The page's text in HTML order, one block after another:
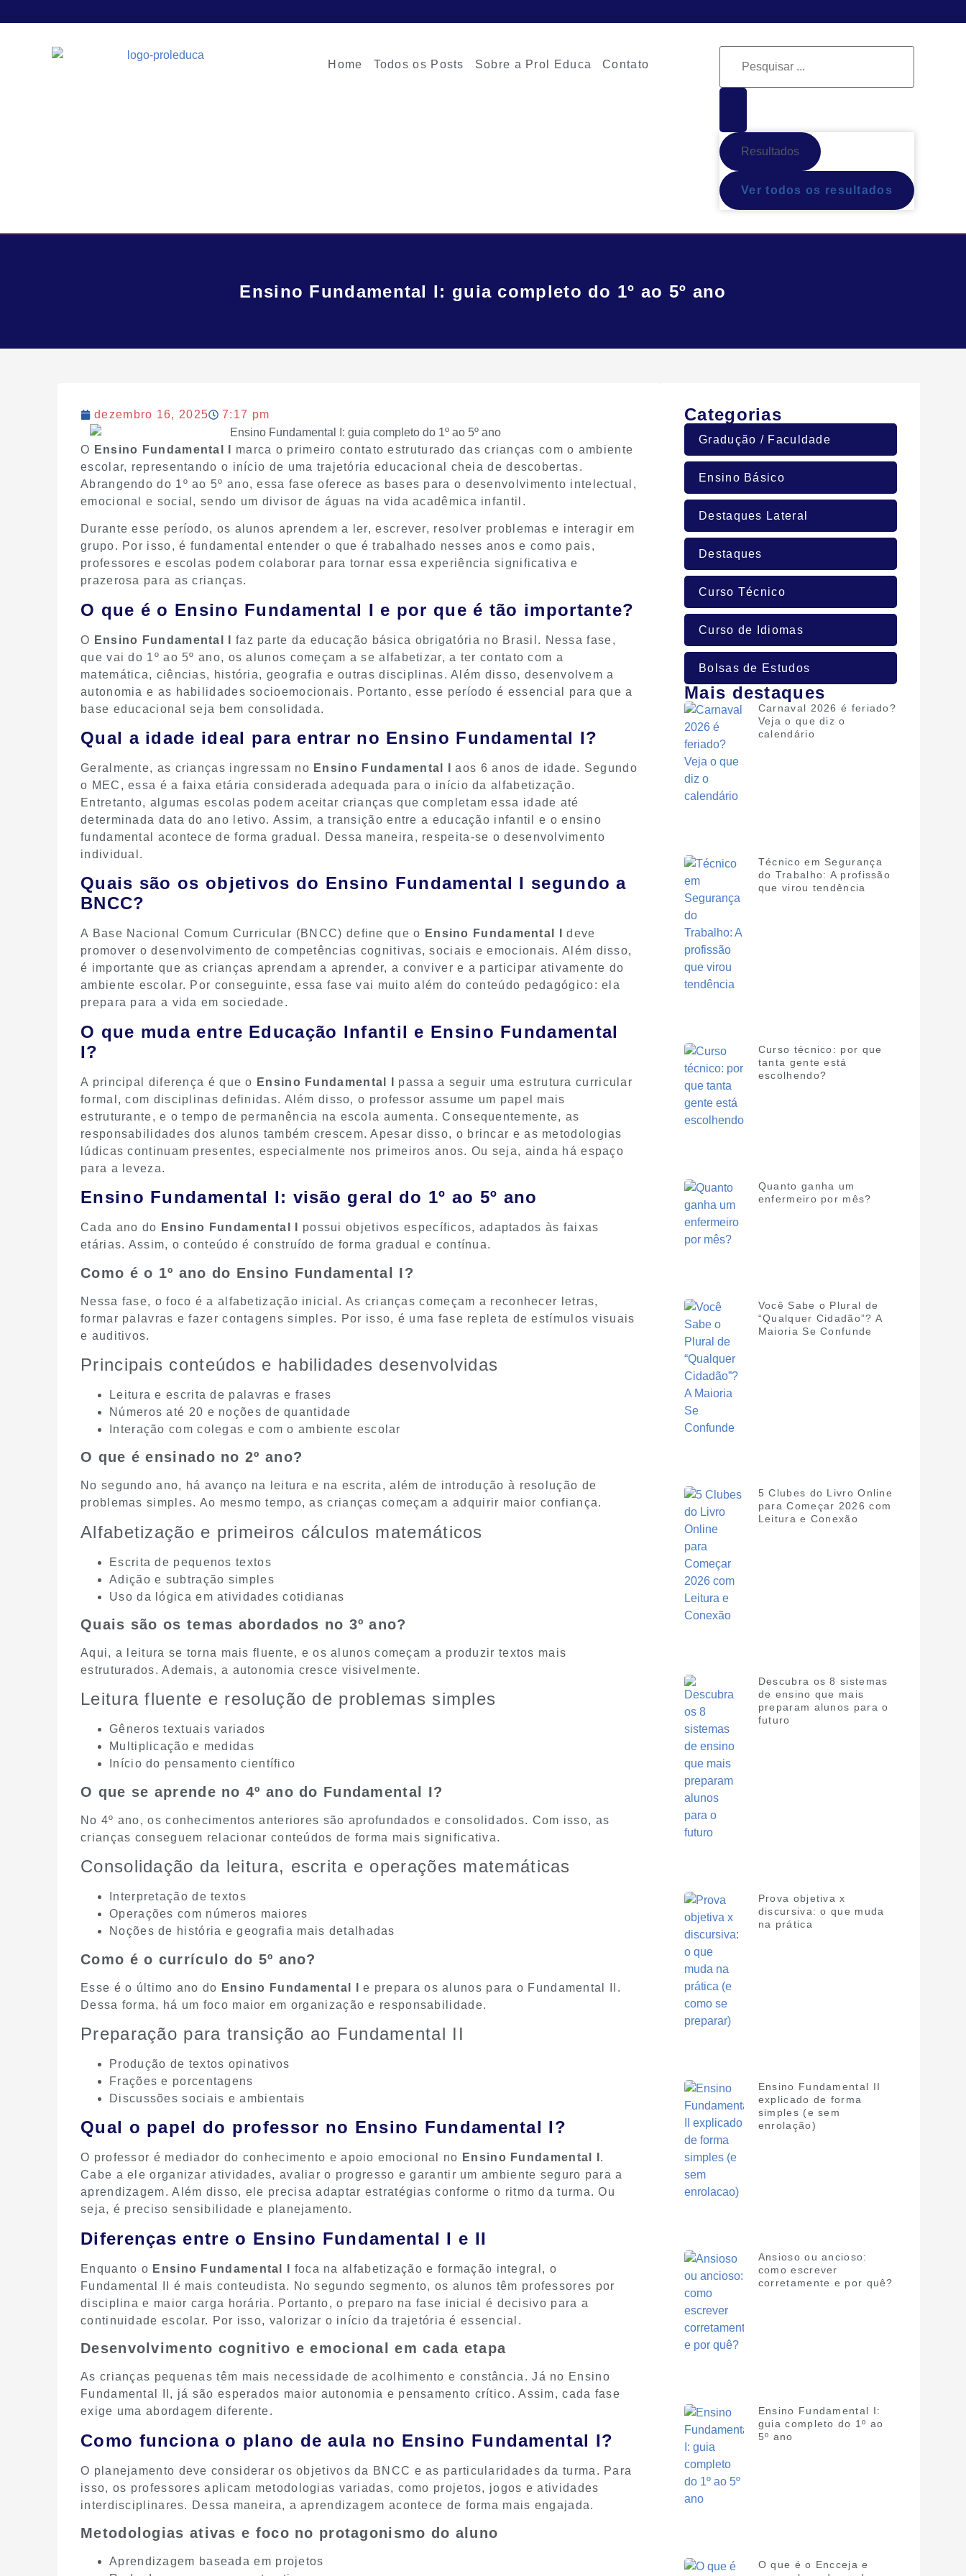
Home Todos os Posts Sobre a Prol Educa Contato
Resultados
Ver todos os resultados
Ensino Fundamental I: guia completo do 1º ao 5º ano
dezembro 16, 2025 7:17 pm
O Ensino Fundamental I
marca o primeiro contato estruturado das crianças com o ambiente
escolar, representando o início de uma trajetória educacional cheia de descobertas.
Abrangendo do 1º ao 5º ano, essa fase oferece as bases para o desenvolvimento intelectual,
emocional e social, sendo um divisor de águas na vida acadêmica infantil.
Durante esse período, os alunos aprendem a ler, escrever, resolver problemas e interagir em
grupo. Por isso, é fundamental entender o que é trabalhado nesses anos e como pais,
professores e escolas podem colaborar para tornar essa experiência significativa e
prazerosa para as crianças.
O que é o Ensino Fundamental I e por que é tão importante?
O Ensino Fundamental I
faz parte da educação básica obrigatória no Brasil. Nessa fase,
que vai do 1º ao 5º ano, os alunos começam a se alfabetizar, a ter contato com a
matemática, ciências, história, geografia e outras disciplinas. Além disso, desenvolvem a
autonomia e as habilidades socioemocionais. Portanto, esse período é essencial para que a
base educacional seja bem consolidada.
Qual a idade ideal para entrar no Ensino Fundamental I?
Geralmente, as crianças ingressam no Ensino Fundamental I
aos 6 anos de idade. Segundo
o MEC, essa é a faixa etária considerada adequada para o início da alfabetização.
Entretanto, algumas escolas podem aceitar crianças que completam essa idade até
determinada data do ano letivo. Assim, a transição entre a educação infantil e o ensino
fundamental acontece de forma gradual. Dessa maneira, respeita-se o desenvolvimento
individual.
Quais são os objetivos do Ensino Fundamental I segundo a
BNCC?
A Base Nacional Comum Curricular (BNCC) define que o Ensino Fundamental I
deve
promover o desenvolvimento de competências cognitivas, sociais e emocionais. Além disso,
é importante que as crianças aprendam a aprender, a conviver e a participar ativamente do
ambiente escolar. Por conseguinte, essa fase vai muito além do conteúdo pedagógico: ela
prepara para a vida em sociedade.
O que muda entre Educação Infantil e Ensino Fundamental
I?
A principal diferença é que o Ensino Fundamental I
passa a seguir uma estrutura curricular
formal, com disciplinas definidas. Além disso, o professor assume um papel mais
estruturante, e o tempo de permanência na escola aumenta. Consequentemente, as
responsabilidades dos alunos também crescem. Apesar disso, o brincar e as metodologias
lúdicas continuam presentes, especialmente nos primeiros anos. Ou seja, ainda há espaço
para a leveza.
Ensino Fundamental I: visão geral do 1º ao 5º ano
Cada ano do Ensino Fundamental I
possui objetivos específicos, adaptados às faixas
etárias. Assim, o conteúdo é construído de forma gradual e contínua.
Como é o 1º ano do Ensino Fundamental I?
Nessa fase, o foco é a alfabetização inicial. As crianças começam a reconhecer letras,
formar palavras e fazer contagens simples. Por isso, é uma fase repleta de estímulos visuais
e auditivos.
Principais conteúdos e habilidades desenvolvidas
Leitura e escrita de palavras e frases
Números até 20 e noções de quantidade
Interação com colegas e com o ambiente escolar
O que é ensinado no 2º ano?
No segundo ano, há avanço na leitura e na escrita, além de introdução à resolução de
problemas simples. Ao mesmo tempo, as crianças começam a adquirir maior confiança.
Alfabetização e primeiros cálculos matemáticos
Escrita de pequenos textos
Adição e subtração simples
Uso da lógica em atividades cotidianas
Quais são os temas abordados no 3º ano?
Aqui, a leitura se torna mais fluente, e os alunos começam a produzir textos mais
estruturados. Ademais, a autonomia cresce visivelmente.
Leitura fluente e resolução de problemas simples
Gêneros textuais variados
Multiplicação e medidas
Início do pensamento científico
O que se aprende no 4º ano do Fundamental I?
No 4º ano, os conhecimentos anteriores são aprofundados e consolidados. Com isso, as
crianças conseguem relacionar conteúdos de forma mais significativa.
Consolidação da leitura, escrita e operações matemáticas
Interpretação de textos
Operações com números maiores
Noções de história e geografia mais detalhadas
Como é o currículo do 5º ano?
Esse é o último ano do Ensino Fundamental I
e prepara os alunos para o Fundamental II.
Dessa forma, há um foco maior em organização e responsabilidade.
Preparação para transição ao Fundamental II
Produção de textos opinativos
Frações e porcentagens
Discussões sociais e ambientais
Qual o papel do professor no Ensino Fundamental I?
O professor é mediador do conhecimento e apoio emocional no Ensino Fundamental I .
Cabe a ele organizar atividades, avaliar o progresso e garantir um ambiente seguro para a
aprendizagem. Além disso, ele precisa adaptar estratégias conforme o ritmo da turma. Ou
seja, é preciso sensibilidade e planejamento.
Diferenças entre o Ensino Fundamental I e II
Enquanto o Ensino Fundamental I
foca na alfabetização e formação integral, o
Fundamental II é mais conteudista. No segundo segmento, os alunos têm professores por
disciplina e maior carga horária. Portanto, o preparo na fase inicial é decisivo para a
continuidade escolar. Por isso, valorizar o início da trajetória é essencial.
Desenvolvimento cognitivo e emocional em cada etapa
As crianças pequenas têm mais necessidade de acolhimento e constância. Já no Ensino
Fundamental II, já são esperados maior autonomia e pensamento crítico. Assim, cada fase
exige uma abordagem diferente.
Como funciona o plano de aula no Ensino Fundamental I?
O planejamento deve considerar os objetivos da BNCC e as particularidades da turma. Para
isso, os professores aplicam metodologias variadas, como projetos, jogos e atividades
interdisciplinares. Dessa maneira, a aprendizagem acontece de forma mais engajada.
Metodologias ativas e foco no protagonismo do aluno
Aprendizagem baseada em projetos
Categorias
Gradução / Faculdade
Ensino Básico
Destaques Lateral
Destaques
Curso Técnico
Curso de Idiomas
Bolsas de Estudos
Mais destaques
Carnaval 2026 é feriado?
Veja o que diz o
calendário
Técnico em Segurança
do Trabalho: A profissão
que virou tendência
Curso técnico: por que
tanta gente está
escolhendo?
Quanto ganha um
enfermeiro por mês?
Você Sabe o Plural de
“Qualquer Cidadão”? A
Maioria Se Confunde
5 Clubes do Livro Online
para Começar 2026 com
Leitura e Conexão
Descubra os 8 sistemas
de ensino que mais
preparam alunos para o
futuro
Prova objetiva x
discursiva: o que muda
na prática
Ensino Fundamental II
explicado de forma
simples (e sem
enrolação)
Ansioso ou ancioso:
como escrever
corretamente e por quê?
Ensino Fundamental I:
guia completo do 1º ao
5º ano
O que é o Encceja e